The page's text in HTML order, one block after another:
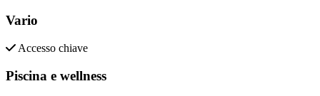
Vario
Accesso chiave
Piscina e wellness